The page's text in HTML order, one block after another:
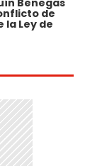
de
la Ley de